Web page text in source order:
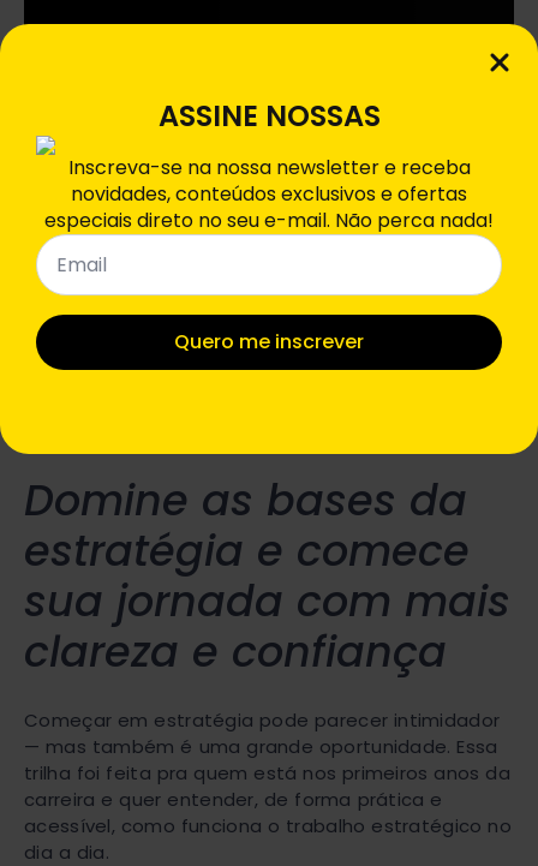
Domine as bases da
estratégia e comece
sua jornada com mais
clareza e confiança
Começar em estratégia pode parecer intimidador
— mas também é uma grande oportunidade. Essa
trilha foi feita pra quem está nos primeiros anos da
carreira e quer entender, de forma prática e
acessível, como funciona o trabalho estratégico no
dia a dia.
ASSINE NOSSAS
Inscreva-se na nossa newsletter e receba
novidades, conteúdos exclusivos e ofertas
especiais direto no seu e-mail. Não perca nada!
Email
*
Quero me inscrever